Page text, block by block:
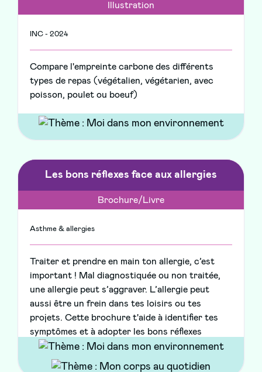
Illustration
INC - 2024
Compare l'empreinte carbone des différents
types de repas (végétalien, végétarien, avec
poisson, poulet ou boeuf)
Les bons réflexes face aux allergies
Brochure/Livre
Asthme & allergies
Traiter et prendre en main ton allergie, c’est
important ! Mal diagnostiquée ou non traitée,
une allergie peut s’aggraver. L’allergie peut
aussi être un frein dans tes loisirs ou tes
projets. Cette brochure t'aide à identifier tes
symptômes et à adopter les bons réflexes